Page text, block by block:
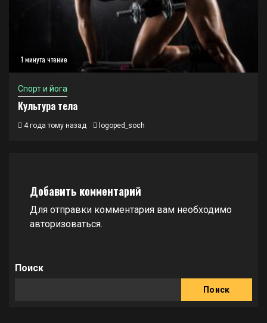
1 минута чтение
Спорт и йога
Культура тела
4 года тому назад logoped_soch
Добавить комментарий
Для отправки комментария вам необходимо
авторизоваться.
Поиск
Поиск